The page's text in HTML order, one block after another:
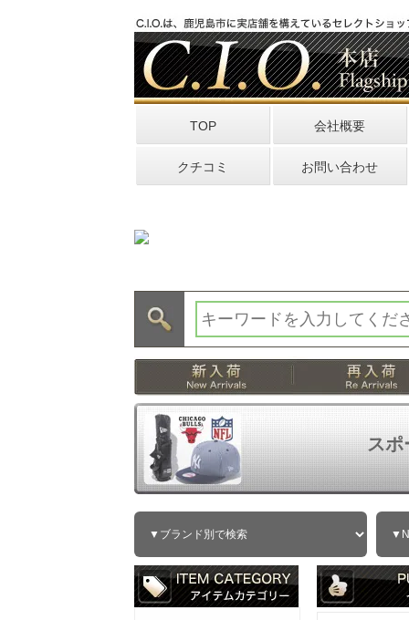
TOP 会社概要
クチコミ お問い合わせ
スポ